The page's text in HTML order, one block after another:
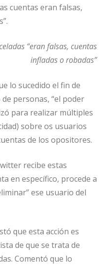
cuentas eran falsas,
“eran falsas, cuentas
infladas o robadas”
lo sucedido el fin de
personas, “el poder
para realizar múltiples
sobre os usuarios
de los opositores.
recibe estas
en específico, procede a
ese usuario del
que esta acción es
de que se trata de
Comentó que lo